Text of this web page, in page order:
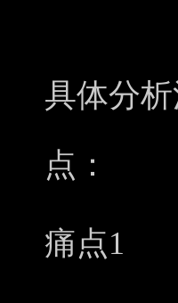
具体分
点：
痛点1